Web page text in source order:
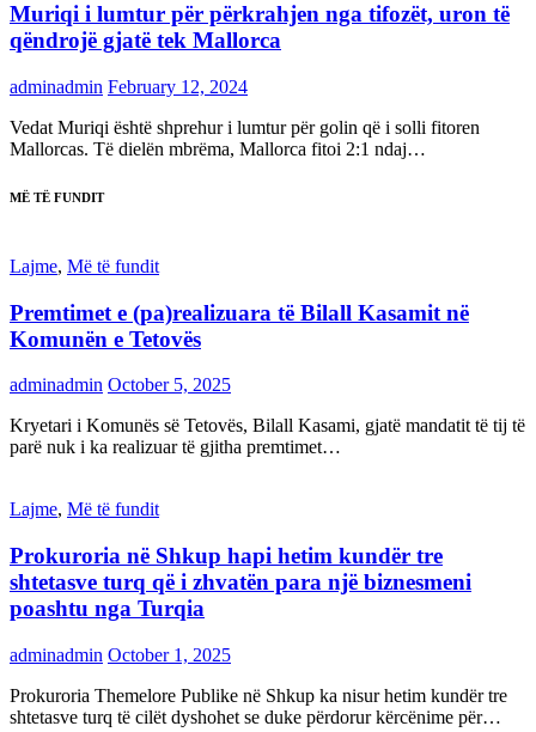
Muriqi i lumtur për përkrahjen nga tifozët, uron të
qëndrojë gjatë tek Mallorca
adminadmin February 12, 2024
Vedat Muriqi është shprehur i lumtur për golin që i solli fitoren
Mallorcas. Të dielën mbrëma, Mallorca fitoi 2:1 ndaj…
MË TË FUNDIT
Lajme, Më të fundit
Premtimet e (pa)realizuara të Bilall Kasamit në
Komunën e Tetovës
adminadmin October 5, 2025
Kryetari i Komunës së Tetovës, Bilall Kasami, gjatë mandatit të tij të
parë nuk i ka realizuar të gjitha premtimet…
Lajme, Më të fundit
Prokuroria në Shkup hapi hetim kundër tre
shtetasve turq që i zhvatën para një biznesmeni
poashtu nga Turqia
adminadmin October 1, 2025
Prokuroria Themelore Publike në Shkup ka nisur hetim kundër tre
shtetasve turq të cilët dyshohet se duke përdorur kërcënime për…